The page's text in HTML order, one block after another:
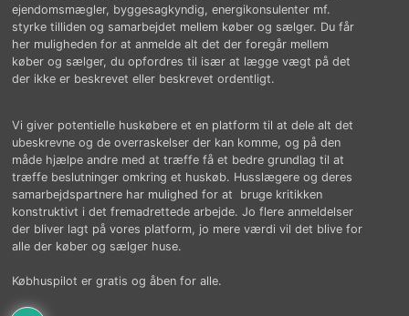
ejendomsmægler, byggesagkyndig, energikonsulenter mf.
styrke tilliden og samarbejdet mellem køber og sælger. Du får
her muligheden for at anmelde alt det der foregår mellem
køber og sælger, du opfordres til især at lægge vægt på det
der ikke er beskrevet eller beskrevet ordentligt.
Vi giver potentielle huskøbere et en platform til at dele alt det
ubeskrevne og de overraskelser der kan komme, og på den
måde hjælpe andre med at træffe få et bedre grundlag til at
træffe beslutninger omkring et huskøb. Husslægere og deres
samarbejdspartnere har mulighed for at bruge kritikken
konstruktivt i det fremadrettede arbejde. Jo flere anmeldelser
der bliver lagt på vores platform, jo mere værdi vil det blive for
alle der køber og sælger huse.
Købhuspilot er gratis og åben for alle.